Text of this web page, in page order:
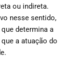
ou indireta.
nesse sentido,
determina a
a atuação do